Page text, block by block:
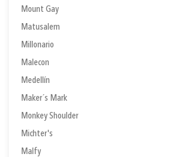
Mount Gay
Matusalem
Millonario
Malecon
Medellín
Maker´s Mark
Monkey Shoulder
Michter's
Malfy